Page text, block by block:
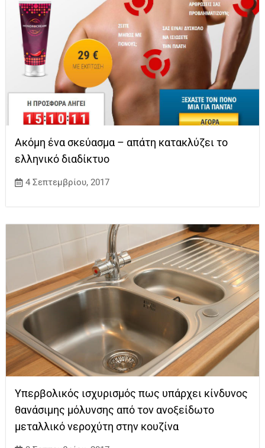
Ακόμη ένα σκεύασμα – απάτη κατακλύζει το
ελληνικό διαδίκτυο
4 Σεπτεμβρίου, 2017
Υπερβολικός ισχυρισμός πως υπάρχει κίνδυνος
θανάσιμης μόλυνσης από τον ανοξείδωτο
μεταλλικό νεροχύτη στην κουζίνα